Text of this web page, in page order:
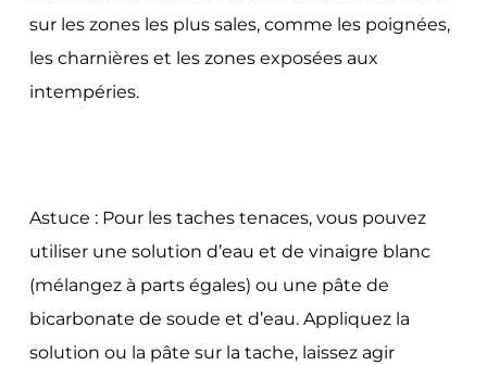
sur les zones les plus sales, comme les poignées,
les charnières et les zones exposées aux
intempéries.
Astuce :Pour les taches tenaces, vous pouvez
utiliser une solution d’eau et de vinaigre blanc
(mélangez à parts égales) ou une pâte de
bicarbonate de soude et d’eau. Appliquez la
solution ou la pâte sur la tache, laissez agir